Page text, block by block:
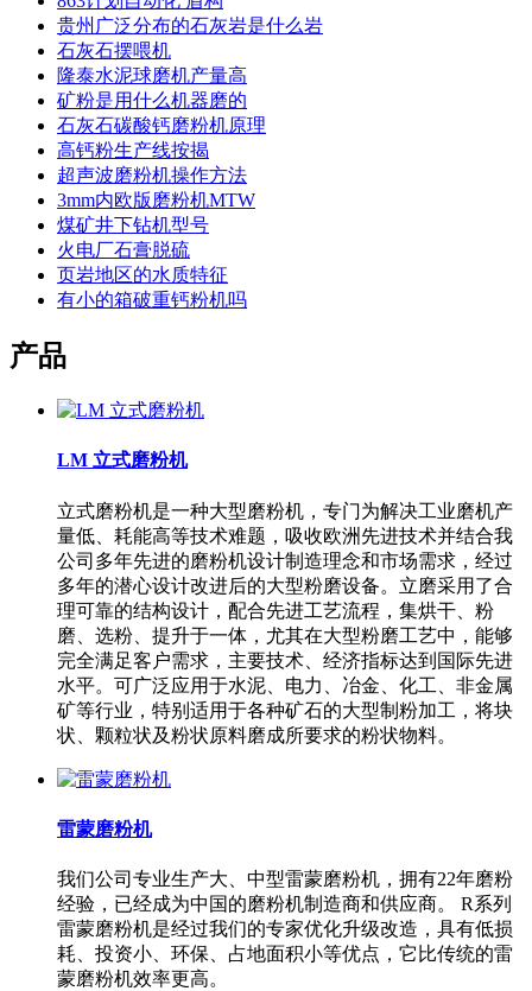
贵州广泛分布的石灰岩是什么岩
石灰石摆喂机
隆泰水泥球磨机产量高
矿粉是用什么机器磨的
石灰石碳酸钙磨粉机原理
高钙粉生产线按揭
超声波磨粉机操作方法
3mm内欧版磨粉机MTW
煤矿井下钻机型号
火电厂石膏脱硫
页岩地区的水质特征
有小的箱破重钙粉机吗
产品
LM 立式磨粉机
立式磨粉机是一种大型磨粉机，专门为解决工业磨机产
量低、耗能高等技术难题，吸收欧洲先进技术并结合我
公司多年先进的磨粉机设计制造理念和市场需求，经过
多年的潜心设计改进后的大型粉磨设备。立磨采用了合
理可靠的结构设计，配合先进工艺流程，集烘干、粉
磨、选粉、提升于一体，尤其在大型粉磨工艺中，能够
完全满足客户需求，主要技术、经济指标达到国际先进
水平。可广泛应用于水泥、电力、冶金、化工、非金属
矿等行业，特别适用于各种矿石的大型制粉加工，将块
状、颗粒状及粉状原料磨成所要求的粉状物料。
雷蒙磨粉机
我们公司专业生产大、中型雷蒙磨粉机，拥有22年磨粉
经验，已经成为中国的磨粉机制造商和供应商。 R系列
雷蒙磨粉机是经过我们的专家优化升级改造，具有低损
耗、投资小、环保、占地面积小等优点，它比传统的雷
蒙磨粉机效率更高。